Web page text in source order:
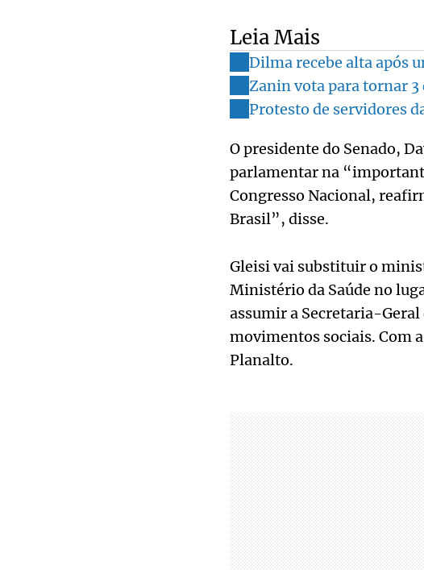
Leia Mais
Dilma recebe alta após
Zanin vota para tornar 3
Protesto de servidores
O presidente do Senado,
parlamentar na
Congresso Nacional,
Brasil”, disse.
Gleisi vai substituir o
Ministério da Saúde no
assumir a Secretaria-
movimentos sociais. Com
Planalto.